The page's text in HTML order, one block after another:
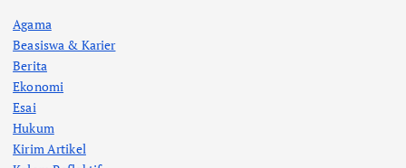
Agama
Beasiswa & Karier
Berita
Ekonomi
Esai
Hukum
Kirim Artikel